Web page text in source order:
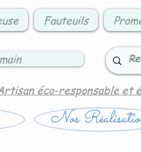
Fauteuils
éco-responsable et
Nos